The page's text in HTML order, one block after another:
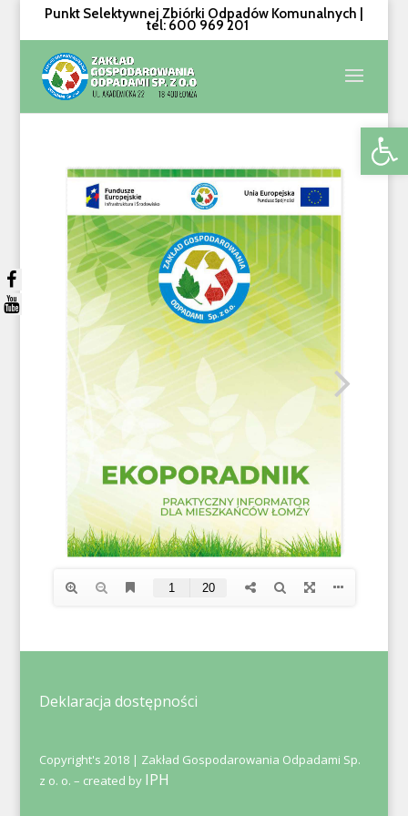
Punkt Selektywnej Zbiórki Odpadów Komunalnych |
tel: 600 969 201
Deklaracja dostępności
Copyright's 2018 | Zakład Gospodarowania Odpadami Sp.
z o. o. – created by IPH